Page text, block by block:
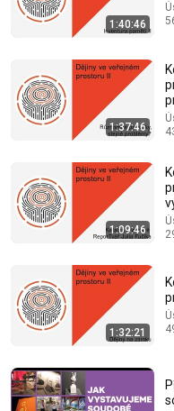
Krajské velitelství
Ústav pro studium
1:40:46
1:37:46
1:09:46
1:32:21